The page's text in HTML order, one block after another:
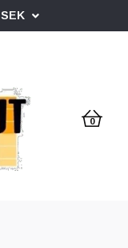
SEK
0